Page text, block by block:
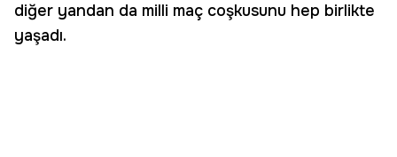
diğer yandan da milli maç coşkusunu hep birlikte
yaşadı.